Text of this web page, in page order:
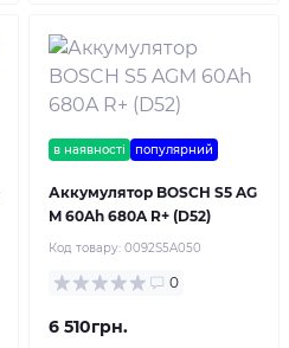
в наявності популярний
Аккумулятор BOSCH S5 AG
M 60Ah 680A R+ (D52)
Код товару: 0092S5A050
0
6 510грн.